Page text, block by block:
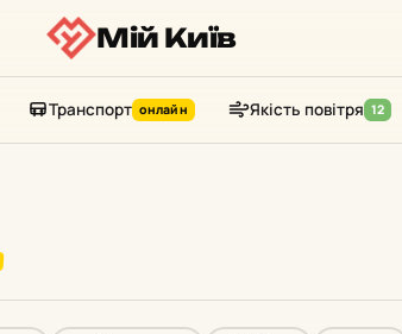
Мій Київ
Транспорт онлайн Якість повітря 12